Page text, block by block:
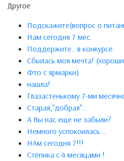
Другое
Подскажите(вопрос о
Нам сегодня 7 мес.
Поддержите.. в конкурсе
Сбылась моя мечта!
Фто с ярмарки)
нашла!
Глазастенькому 7-ми
Старая,"добрая"...
А Вы нас еще не забыли?
Немного успокоилась...
НАм сегодня 7!!!
Стёпика с 4 месяцами !